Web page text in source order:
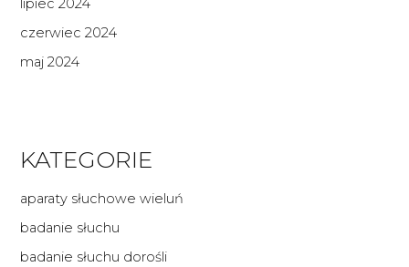
lipiec 2024
czerwiec 2024
maj 2024
KATEGORIE
aparaty słuchowe wieluń
badanie słuchu
badanie słuchu dorośli